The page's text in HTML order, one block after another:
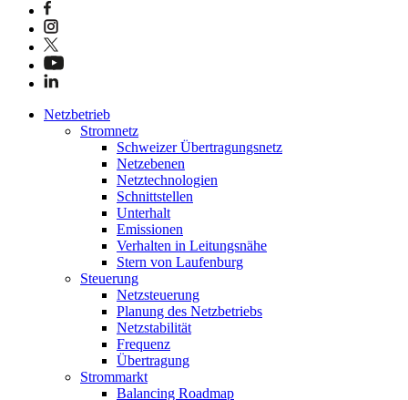
Netzbetrieb
Stromnetz
Schweizer Übertragungsnetz
Netzebenen
Netztechnologien
Schnittstellen
Unterhalt
Emissionen
Verhalten in Leitungsnähe
Stern von Laufenburg
Steuerung
Netzsteuerung
Planung des Netzbetriebs
Netzstabilität
Frequenz
Übertragung
Strommarkt
Balancing Roadmap